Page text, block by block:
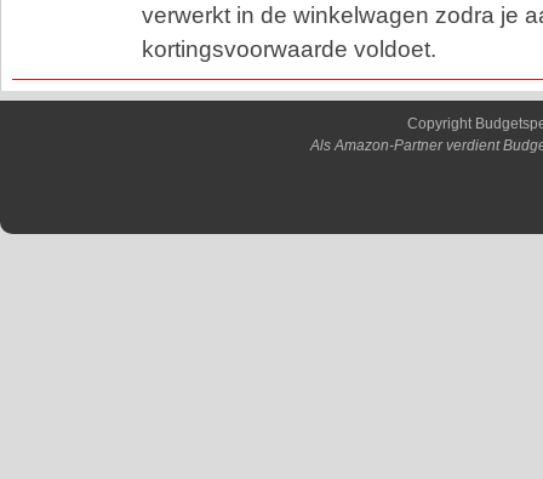
verwerkt in de winkelwagen zodra je
kortingsvoorwaarde voldoet.
Copyright
Als Amazon-Partner verdient